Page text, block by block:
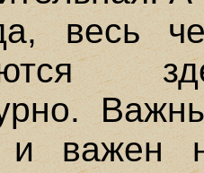
весь
важен